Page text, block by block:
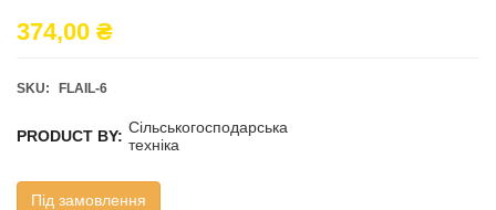
374,00 ₴
SKU: FLAIL-6
PRODUCT BY: Сільськогосподарська
техніка
Під замовлення